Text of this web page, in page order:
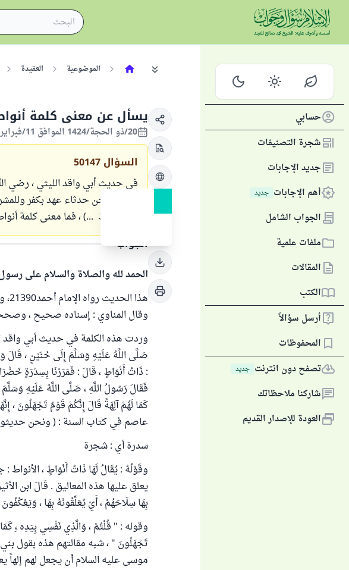
حسابي
شجرة التصنيفات
جديد الإجابات
أهم الإجابات جديد
الجواب الشامل
ملفات علمية
المقالات
الكتب
أرسل سؤالاً
المحفوظات
تصفح دون انترنت جديد
شاركنا ملاحظاتك
العودة للإصدار القديم
الموضوعية العقيدة
يسأل عن معنى كلمة
20/ذو الحجة/1424 الموافق 11/فبراير/2004
السؤال 50147
في حديث أبي واقد الليثي ، رضي
حنين ونحن حدثاء عهد بكفر
ذات أنواط ...) ، فما معنى كلمة
الجواب
الحمد لله والصلاة والسلام على رسول
وقال المناوي : إسناده صحيح ، وصححه
وردت هذه الكلمة في حديث أبي واقد
صَلَّى اللَّهُ عَلَيْهِ وَسَلَّمَ إِلَى حُنَيْنٍ ، قَالَ
: ذَاتُ أَنْوَاطٍ ، قَالَ : فَمَرَرْنَا بِسِدْرَةٍ
فَقَالَ رَسُولُ اللَّهِ ، صَلَّى اللَّهُ عَلَيْهِ
كَمَا لَهُمْ آلِهَةً قَالَ إِنَّكُمْ قَوْمٌ تَجْهَلُونَ ،
عاصم في كتاب السنة : ( ونحن
سدرة أي : شجرة
وقَوْلُهُ : يُقَالُ لَهَا ذَاتُ أَنْوَاطٍ ،
يعلق عليها هذه المعاليق . قَالَ ابن
بِهَا سِلَاحَهُمْ ، أَيْ يُعَلِّقُونَهُ بِهَا ،
وقوله : " قُلْتُمْ ، وَالَّذِي نَفْسِي بِيَدِه ،ِ
تَجْهَلُونَ " ، شبه مقالتهم هذه بقول
موسى عليه السلام أن يجعل لهم إلهاً